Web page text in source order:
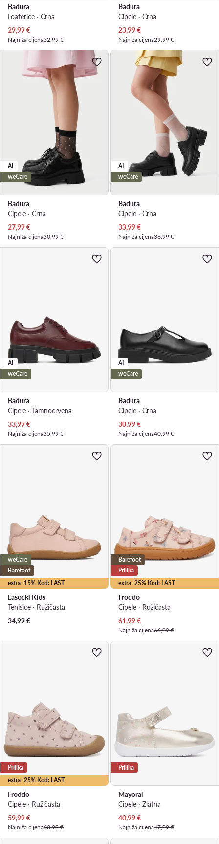
Badura
Loaferice · Crna
Trenutna cijena
29,99€
Najniža cijena32,99 €
Badura
Cipele · Crna
Trenutna cijena
23,99€
Najniža cijena29,99 €
AI
weCare
Badura
Cipele · Crna
Trenutna cijena
27,99€
Najniža cijena30,99 €
AI
weCare
Badura
Cipele · Crna
Trenutna cijena
33,99€
Najniža cijena36,99 €
AI
weCare
Badura
Cipele · Tamnocrvena
Trenutna cijena
33,99€
Najniža cijena35,99 €
AI
weCare
Badura
Cipele · Crna
Trenutna cijena
30,99€
Najniža cijena40,99 €
extra -15% Kod: LAST
weCare
Barefoot
Lasocki Kids
Tenisice · Ružičasta
34,99€
extra -25% Kod: LAST
Barefoot
Prilika
Froddo
Cipele · Ružičasta
Trenutna cijena
61,99€
Najniža cijena66,99 €
extra -25% Kod: LAST
Prilika
Froddo
Cipele · Ružičasta
Trenutna cijena
59,99€
Najniža cijena63,99 €
Prilika
Mayoral
Cipele · Zlatna
Trenutna cijena
40,99€
Najniža cijena47,99 €